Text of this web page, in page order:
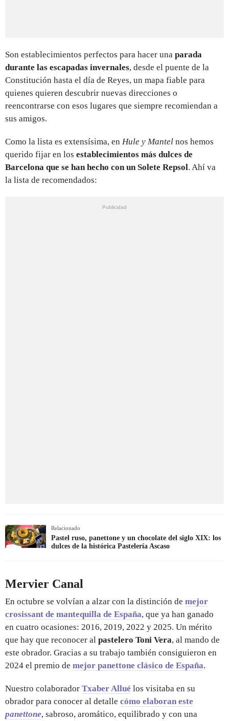
Son establecimientos perfectos para hacer una parada
durante las escapadas invernales, desde el puente de la
Constitución hasta el día de Reyes, un mapa fiable para
quienes quieren descubrir nuevas direcciones o
reencontrarse con esos lugares que siempre recomiendan a
sus amigos.
Como la lista es extensísima, en Hule y Mantel nos hemos
querido fijar en los establecimientos más dulces de
Barcelona que se han hecho con un Solete Repsol. Ahí va
la lista de recomendados:
Relacionado
Pastel ruso, panettone y un chocolate del siglo XIX: los
dulces de la histórica Pastelería Ascaso
Mervier Canal
En octubre se volvían a alzar con la distinción de mejor
crosissant de mantequilla de España, que ya han ganado
en cuatro ocasiones: 2016, 2019, 2022 y 2025. Un mérito
que hay que reconocer al pastelero Toni Vera, al mando de
este obrador. Gracias a su trabajo también consiguieron en
2024 el premio de mejor panettone clásico de España.
Nuestro colaborador Txaber Allué los visitaba en su
obrador para conocer al detalle cómo elaboran este
panettone, sabroso, aromático, equilibrado y con una